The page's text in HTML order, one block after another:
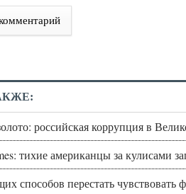
российская коррупция в
тихие американцы за
способов перестать чувствовать